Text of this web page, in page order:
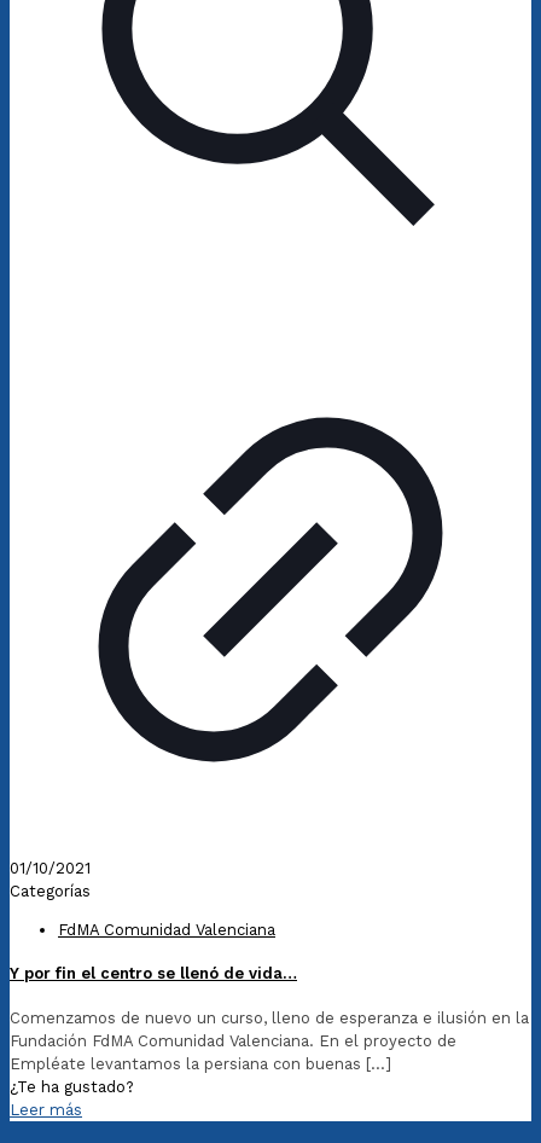
01/10/2021
Categorías
FdMA Comunidad Valenciana
Y por fin el centro se llenó de vida…
Comenzamos de nuevo un curso, lleno de esperanza e ilusión en la
Fundación FdMA Comunidad Valenciana. En el proyecto de
Empléate levantamos la persiana con buenas […]
¿Te ha gustado?
Leer más